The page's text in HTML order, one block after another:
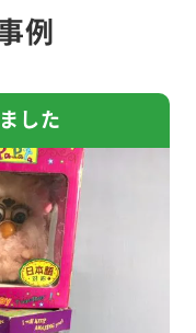
例
した